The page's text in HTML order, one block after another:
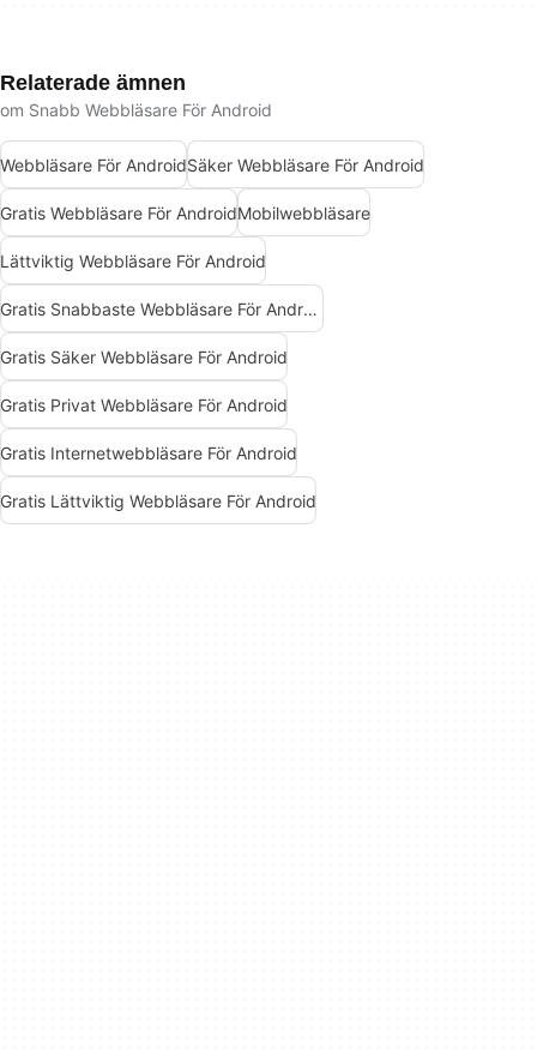
Relaterade ämnen
om Snabb Webbläsare För Android
Webbläsare För AndroidSäker Webbläsare För Android
Gratis Webbläsare För AndroidMobilwebbläsare
Lättviktig Webbläsare För Android
Gratis Snabbaste Webbläsare För Android
Gratis Säker Webbläsare För Android
Gratis Privat Webbläsare För Android
Gratis Internetwebbläsare För Android
Gratis Lättviktig Webbläsare För Android